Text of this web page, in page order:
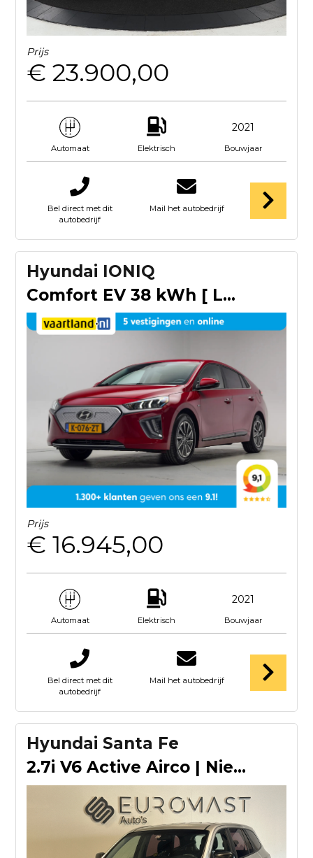
Prijs
€ 23.900,00
Automaat Elektrisch
2021
Bouwjaar
Bel direct met dit
autobedrijf
Mail het autobedrijf
Hyundai IONIQ
Comfort EV 38 kWh [ LED Navi Adapt.cruise ]
Prijs
€ 16.945,00
Automaat Elektrisch
2021
Bouwjaar
Bel direct met dit
autobedrijf
Mail het autobedrijf
Hyundai Santa Fe
2.7i V6 Active Airco | Nieuw Apk | LMV | Nette auto